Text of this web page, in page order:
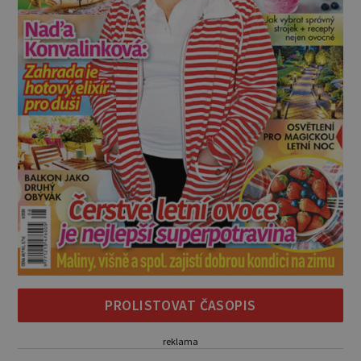
PROLISTOVAT ČASOPIS
reklama